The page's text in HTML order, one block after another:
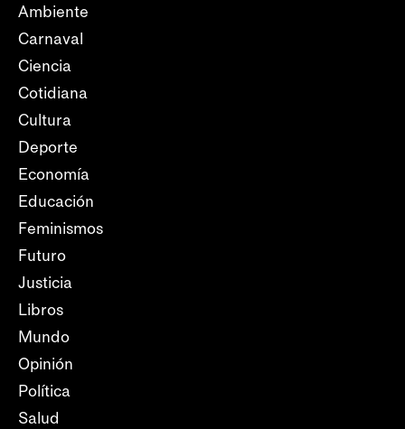
Ambiente
Carnaval
Ciencia
Cotidiana
Cultura
Deporte
Economía
Educación
Feminismos
Futuro
Justicia
Libros
Mundo
Opinión
Política
Salud